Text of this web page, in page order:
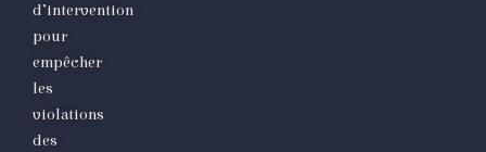
d’intervention
pour
empêcher
les
violations
des